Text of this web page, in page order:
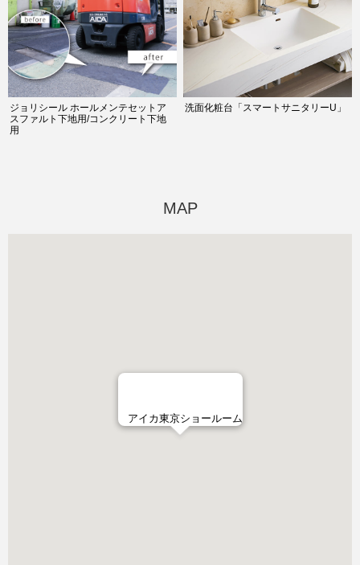
ジョリシール ホールメンテセットア
スファルト下地用/コンクリート下地
用
洗面化粧台「スマートサニタリーU」
MAP
アイカ東京ショールーム